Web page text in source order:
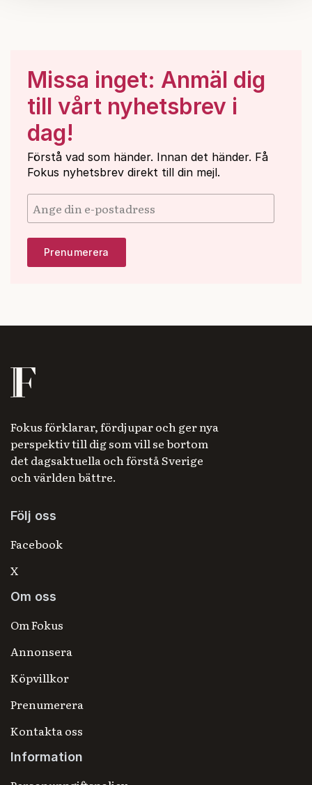
Missa inget: Anmäl dig
till vårt nyhetsbrev i
dag!
Förstå vad som händer. Innan det händer. Få
Fokus nyhetsbrev direkt till din mejl.
Fokus förklarar, fördjupar och ger nya
perspektiv till dig som vill se bortom
det dagsaktuella och förstå Sverige
och världen bättre.
Följ oss
Facebook
X
Om oss
Om Fokus
Annonsera
Köpvillkor
Prenumerera
Kontakta oss
Information